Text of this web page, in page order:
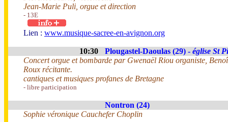
Jean-Marie Puli, orgue et direction
- 13E
Lien : www.musique-sacree-en-avignon.org
10:30 Plougastel-Daoulas (29) - église St
Concert orgue et bombarde par Gwenaël Riou organiste,
Roux récitante.
cantiques et musiques profanes de Bretagne
- libre participation
Nontron (24)
Sophie véronique Cauchefer Choplin